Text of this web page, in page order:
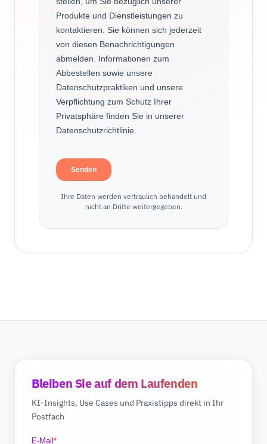
Ihre Daten werden vertraulich behandelt und
nicht an Dritte weitergegeben.
Bleiben Sie auf dem Laufenden
KI-Insights, Use Cases und Praxistipps direkt in Ihr
Postfach